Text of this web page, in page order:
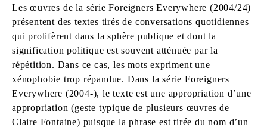
Les œuvres de la série Foreigners Everywhere (2004/24)
présentent des textes tirés de conversations quotidiennes
qui prolifèrent dans la sphère publique et dont la
signification politique est souvent atténuée par la
répétition. Dans ce cas, les mots expriment une
xénophobie trop répandue. Dans la série Foreigners
Everywhere (2004-), le texte est une appropriation d’une
appropriation (geste typique de plusieurs œuvres de
Claire Fontaine) puisque la phrase est tirée du nom d’un